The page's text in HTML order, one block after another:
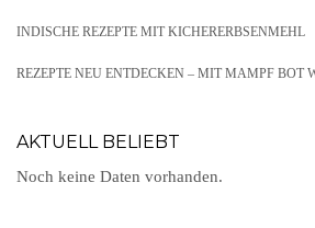
INDISCHE REZEPTE MIT KICHERERBSENMEHL
REZEPTE NEU ENTDECKEN – MIT MAMPF BOT
AKTUELL BELIEBT
Noch keine Daten vorhanden.